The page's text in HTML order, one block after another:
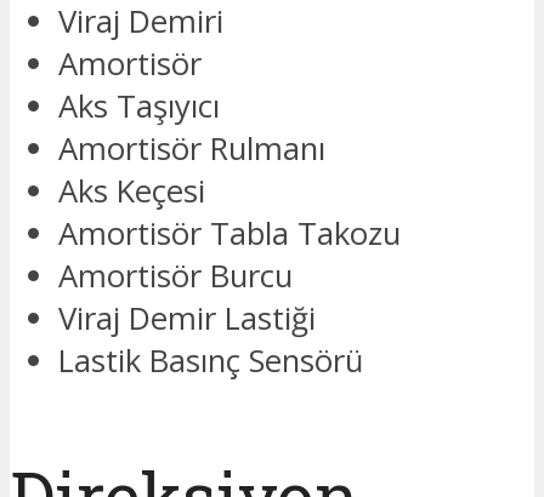
Viraj Demiri
Amortisör
Aks Taşıyıcı
Amortisör Rulmanı
Aks Keçesi
Amortisör Tabla Takozu
Amortisör Burcu
Viraj Demir Lastiği
Lastik Basınç Sensörü